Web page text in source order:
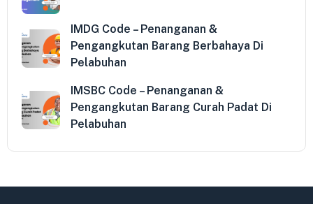
IMDG Code – Penanganan &
Pengangkutan Barang Berbahaya Di
Pelabuhan
IMSBC Code – Penanganan &
Pengangkutan Barang Curah Padat Di
Pelabuhan